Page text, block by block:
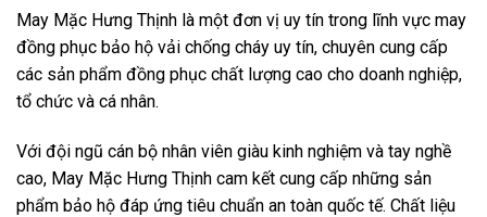
May Mặc Hưng Thịnh là một đơn vị uy tín trong lĩnh vực may
đồng phục bảo hộ vải chống cháy uy tín, chuyên cung cấp
các sản phẩm đồng phục chất lượng cao cho doanh nghiệp,
tổ chức và cá nhân.
Với đội ngũ cán bộ nhân viên giàu kinh nghiệm và tay nghề
cao, May Mặc Hưng Thịnh cam kết cung cấp những sản
phẩm bảo hộ đáp ứng tiêu chuẩn an toàn quốc tế. Chất liệu